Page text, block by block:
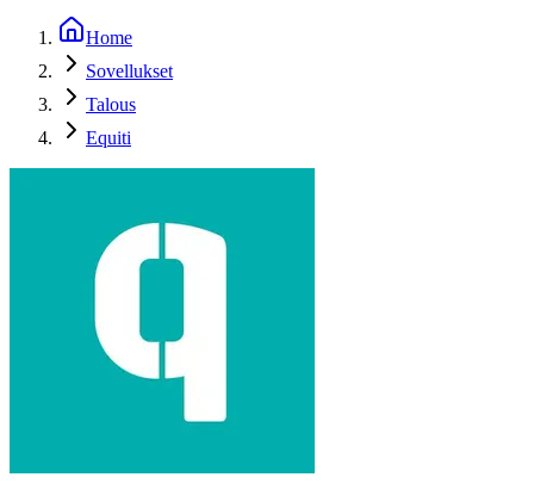
Home
Sovellukset
Talous
Equiti